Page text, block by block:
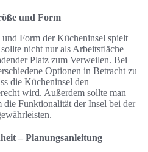
und Form
Form der Kücheninsel spielt
nicht nur als Arbeitsfläche
Platz zum Verweilen. Bei
Optionen in Betracht zu
die Kücheninsel den
wird. Außerdem sollte man
die Funktionalität der Insel bei der
– Planungsanleitung